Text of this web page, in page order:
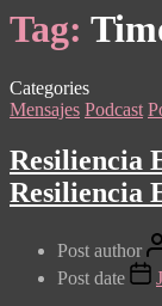
Tag:
Categories
Mensajes Podcast
Resiliencia
Resiliencia
Post author
Post date